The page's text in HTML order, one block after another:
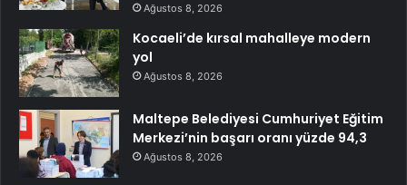
Ağustos 8, 2026
Kocaeli’de kırsal mahalleye modern
yol
Ağustos 8, 2026
Maltepe Belediyesi Cumhuriyet Eğitim
Merkezi’nin başarı oranı yüzde 94,3
Ağustos 8, 2026